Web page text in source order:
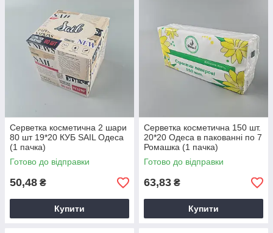
Серветка косметична 2 шари
80 шт 19*20 КУБ SAIL Одеса
(1 пачка)
Готово до відправки
50,48 ₴
Купити
Серветка косметична 150 шт.
20*20 Одеса в пакованні по 7
Ромашка (1 пачка)
Готово до відправки
63,83 ₴
Купити